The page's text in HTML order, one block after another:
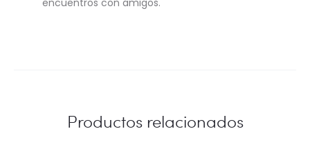
encuentros con amigos.
Productos relacionados